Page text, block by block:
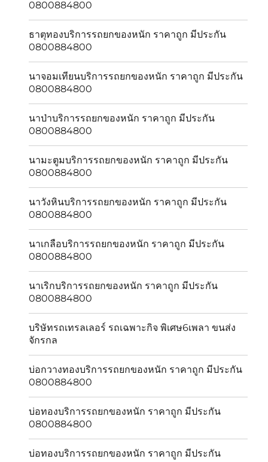
0800884800
ธาตุทองบริการรถยกของหนัก ราคาถูก มีประกัน
0800884800
นาจอมเทียนบริการรถยกของหนัก ราคาถูก มีประกัน
0800884800
นาป่าบริการรถยกของหนัก ราคาถูก มีประกัน
0800884800
นามะตูมบริการรถยกของหนัก ราคาถูก มีประกัน
0800884800
นาวังหินบริการรถยกของหนัก ราคาถูก มีประกัน
0800884800
นาเกลือบริการรถยกของหนัก ราคาถูก มีประกัน
0800884800
นาเริกบริการรถยกของหนัก ราคาถูก มีประกัน
0800884800
บริษัทรถเทรลเลอร์ รถเฉพาะกิจ พิเศษ6เพลา ขนส่ง
จักรกล
บ่อกวางทองบริการรถยกของหนัก ราคาถูก มีประกัน
0800884800
บ่อทองบริการรถยกของหนัก ราคาถูก มีประกัน
0800884800
บ่อทองบริการรถยกของหนัก ราคาถูก มีประกัน